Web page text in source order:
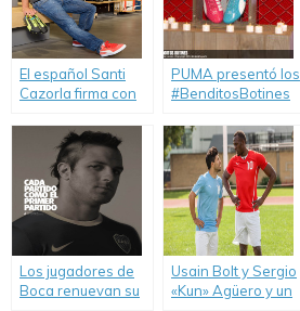
El español Santi
Cazorla firma con
PUMA presentó los
#BenditosBotines
Los jugadores de
Boca renuevan su
Usain Bolt y Sergio
«Kun» Agüero y un